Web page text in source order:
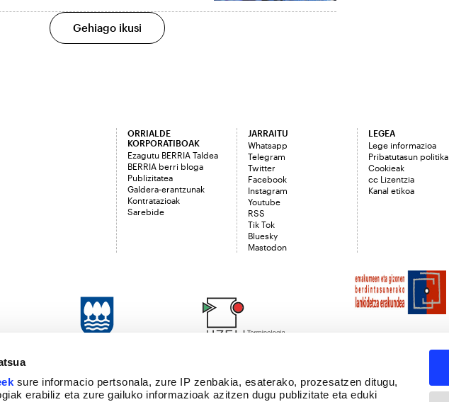
sure informacio pertsonala, zure IP zenbakia, esaterako, prozesatzen ditugu,
erabiliz eta zure gailuko informazioak azitzen dugu publizitate eta eduki
Gehiago ikusi
ORRIALDE
KORPORATIBOAK
Ezagutu BERRIA Taldea
BERRIA berri bloga
Publizitatea
Galdera-erantzunak
Kontratazioak
Sarebide
JARRAITU
Whatsapp
Telegram
Twitter
Facebook
Instagram
Youtube
RSS
Tik Tok
Bluesky
Mastodon
LEGEA
Lege informazioa
Pribatutasun politika
Cookieak
cc Lizentzia
Kanal etikoa